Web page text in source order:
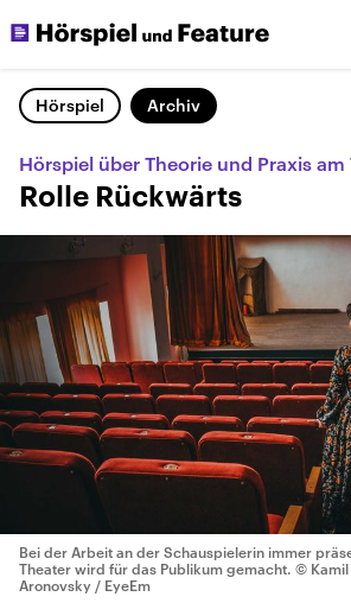
Hörspiel Archiv
Hörspiel über Theorie und Praxis am
Rolle Rückwärts
Bei der Arbeit an der Schauspielerin immer
Theater wird für das Publikum gemacht. © Kamil
Aronovsky / EyeEm